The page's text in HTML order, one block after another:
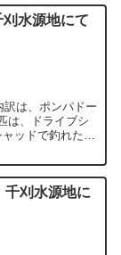
水源地にて
は、ポンパドー
は、ドライブシ
ッドで釣れた1
刈水源地に